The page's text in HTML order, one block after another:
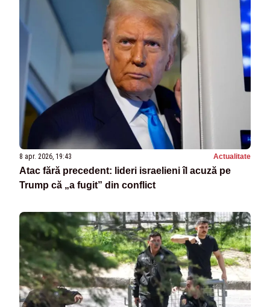
8 apr. 2026, 19:43 Actualitate
Atac fără precedent: lideri israelieni îl acuză pe
Trump că „a fugit” din conflict